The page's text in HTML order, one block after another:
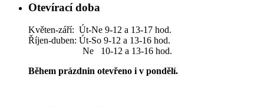
Otevírací doba
Květen-září: Út-Ne 9-12 a 13-17 hod.
Říjen-duben: Út-So 9-12 a 13-16 hod.
Ne 10-12 a 13-16 hod.
Během prázdnin otevřeno i v pondělí.